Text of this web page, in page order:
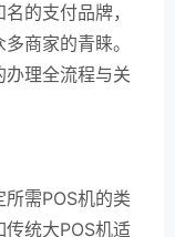
的支付品牌，
商家的青睐。
办理全流程与关
需POS机的类
统大POS机适